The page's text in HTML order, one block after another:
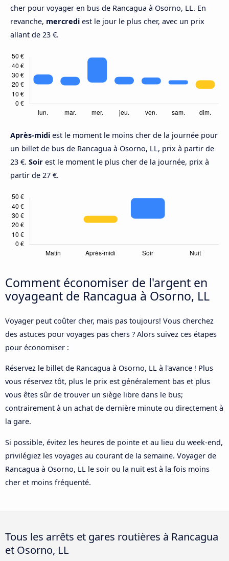
cher pour voyager en bus de Rancagua à Osorno, LL. En
revanche, mercredi est le jour le plus cher, avec un prix
allant de 23 €.
Après-midi est le moment le moins cher de la journée pour
un billet de bus de Rancagua à Osorno, LL, prix à partir de
23 €. Soir est le moment le plus cher de la journée, prix à
partir de 27 €.
Comment économiser de l'argent en
voyageant de Rancagua à Osorno, LL
Voyager peut coûter cher, mais pas toujours! Vous cherchez
des astuces pour voyages pas chers ? Alors suivez ces étapes
pour économiser :
Réservez le billet de Rancagua à Osorno, LL à l'avance ! Plus
vous réservez tôt, plus le prix est généralement bas et plus
vous êtes sûr de trouver un siège libre dans le bus;
contrairement à un achat de dernière minute ou directement à
la gare.
Si possible, évitez les heures de pointe et au lieu du week-end,
privilégiez les voyages au courant de la semaine. Voyager de
Rancagua à Osorno, LL le soir ou la nuit est à la fois moins
cher et moins fréquenté.
Tous les arrêts et gares routières à Rancagua
et Osorno, LL